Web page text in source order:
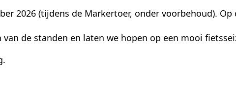
2026 (tijdens de Markertoer, onder voorbehoud).
de standen en laten we hopen op een mooi